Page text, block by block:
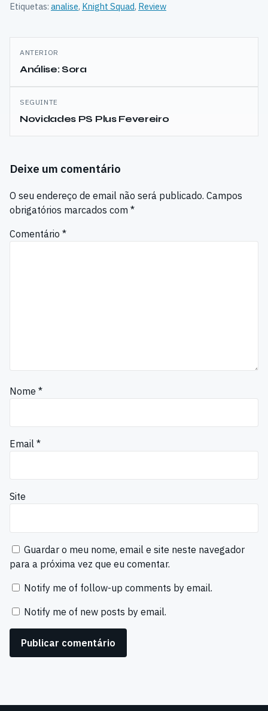
Etiquetas: analise, Knight Squad, Review
Navegação
de
artigos
ANTERIOR
Análise: Sora
SEGUINTE
Novidades PS Plus Fevereiro
Deixe um comentário
O seu endereço de email não será publicado. Campos
obrigatórios marcados com *
Comentário *
Nome *
Email *
Site
Guardar o meu nome, email e site neste navegador
para a próxima vez que eu comentar.
Notify me of follow-up comments by email.
Notify me of new posts by email.